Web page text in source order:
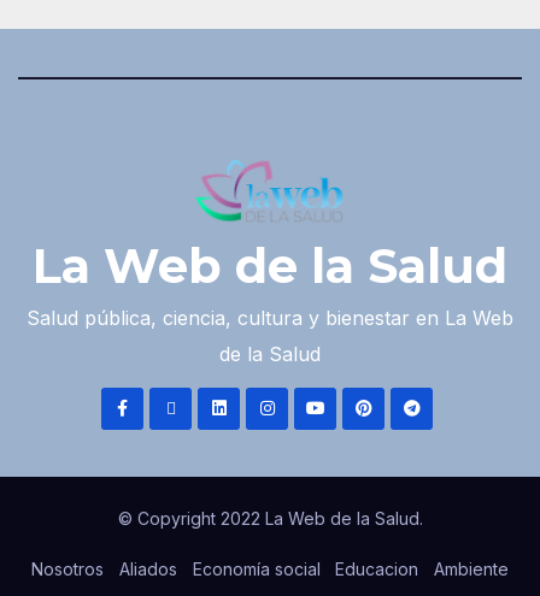
La Web de la Salud
Salud pública, ciencia, cultura y bienestar en La Web
de la Salud
© Copyright 2022 La Web de la Salud.
Nosotros Aliados Economía social Educacion Ambiente